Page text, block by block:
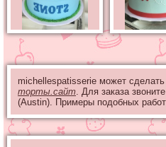
michellespatisserie может
торты.сайт . Для заказа
(Austin). Примеры подобных